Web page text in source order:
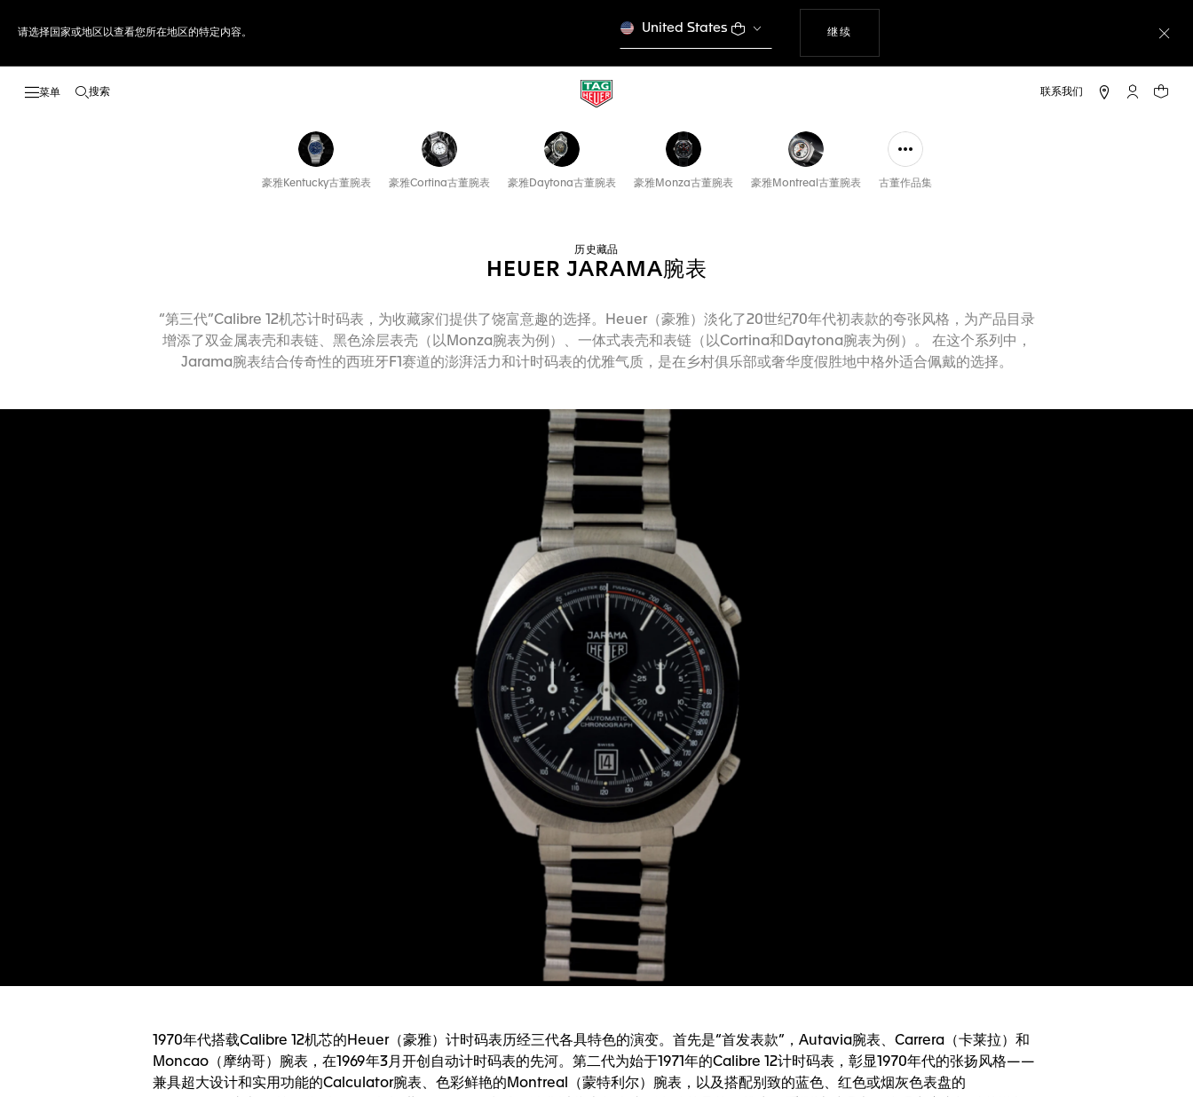
请选择国家或地区以查看您所在地区的特定内容。 United States 继续
打开搜索
搜索
My TAG您的
豪雅Kentucky古董腕表 豪雅Cortina古董腕表 豪雅Daytona古董腕表 豪雅Monza古董腕表 豪雅Montreal古董腕表 古董作品集
历史藏品
HEUER JARAMA腕表
“第三代”Calibre 12机芯计时码表，为收藏家们提供了饶富意趣的选择。Heuer（豪雅）淡化了20世纪70年代初表款的夸张风格，为产品目录
增添了双金属表壳和表链、黑色涂层表壳（以Monza腕表为例）、一体式表壳和表链（以Cortina和Daytona腕表为例）。 在这个系列中，
Jarama腕表结合传奇性的西班牙F1赛道的澎湃活力和计时码表的优雅气质，是在乡村俱乐部或奢华度假胜地中格外适合佩戴的选择。
1970年代搭载Calibre 12机芯的Heuer（豪雅）计时码表历经三代各具特色的演变。首先是“首发表款”，Autavia腕表、Carrera（卡莱拉）和
Moncao（摩纳哥）腕表，在1969年3月开创自动计时码表的先河。第二代为始于1971年的Calibre 12计时码表，彰显1970年代的张扬风格——
兼具超大设计和实用功能的Calculator腕表、色彩鲜艳的Montreal（蒙特利尔）腕表，以及搭配别致的蓝色、红色或烟灰色表盘的